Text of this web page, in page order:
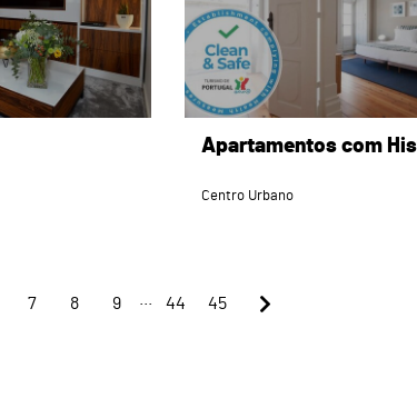
Apartamentos com
Centro Urbano
7 8 9 44 45